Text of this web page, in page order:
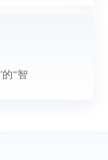
“智